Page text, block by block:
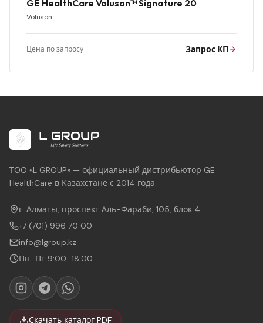
GE HealthCare Voluson™ Signature 20
Voluson
Цена по запросу Запрос КП
ТОО «L GROUP» — официальный дистрибьютор GE
HealthCare в Казахстане с 2014 года.
г. Алматы, проспект Аль-Фараби, 105, блок 4
+7 (701) 996 70 00
info@lgroup.kz
Пн–Пт 9:00–18:00
Скачать каталог PDF